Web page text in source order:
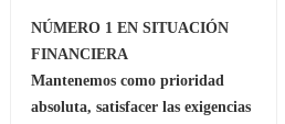
NÚMERO 1 EN SITUACIÓN
FINANCIERA
Mantenemos como prioridad
absoluta, satisfacer las exigencias